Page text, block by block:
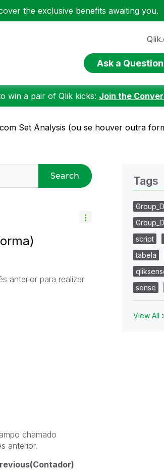
the exclusive benefits awaiting you.
Ask a Question
win a pair of Qlik kicks: Join the
Set Analysis (ou se houver outra
Search
anterior para realizar
chamado
anterior.
Tags
script
tabela
sense
View All